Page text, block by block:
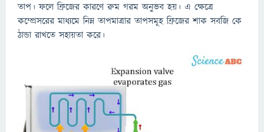
তাপ। ফলে ফ্রিজের কারণে রুম গরম অনুভব হয়। এ ক্ষেত্রে
কম্প্রেসরের মাধ্যমে নিম্ন তাপমাত্রার তাপসমূহ ফ্রিজের শাক সবজি কে
ঠান্ডা রাখতে সহায়তা করে।